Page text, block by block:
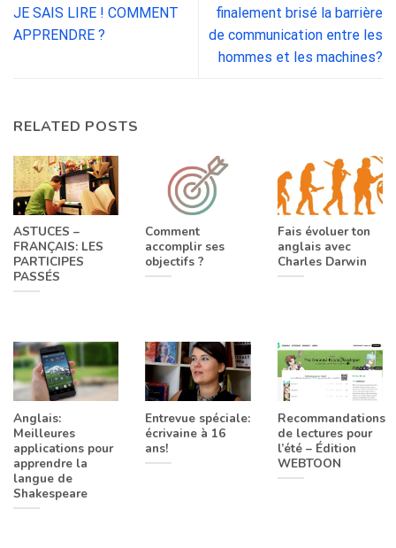
JE SAIS LIRE ! COMMENT
APPRENDRE ?
finalement brisé la barrière
de communication entre les
hommes et les machines?
RELATED POSTS
ASTUCES –
FRANÇAIS: LES
PARTICIPES
PASSÉS
Comment
accomplir ses
objectifs ?
Fais évoluer ton
anglais avec
Charles Darwin
Anglais:
Meilleures
applications pour
apprendre la
langue de
Shakespeare
Entrevue spéciale:
écrivaine à 16
ans!
Recommandations
de lectures pour
l’été – Édition
WEBTOON